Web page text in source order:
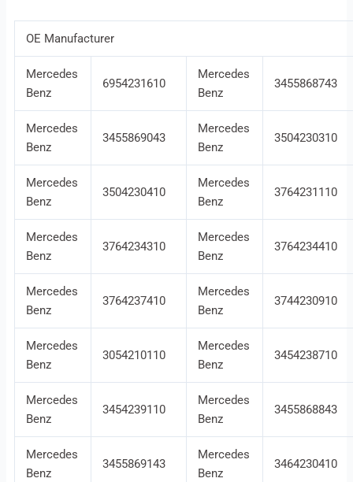
OE Manufacturer
Mercedes
Benz
6954231610
Mercedes
Benz
3455868743
Mercedes
Benz
3455869043
Mercedes
Benz
3504230310
Mercedes
Benz
3504230410
Mercedes
Benz
3764231110
Mercedes
Benz
3764234310
Mercedes
Benz
3764234410
Mercedes
Benz
3764237410
Mercedes
Benz
3744230910
Mercedes
Benz
3054210110
Mercedes
Benz
3454238710
Mercedes
Benz
3454239110
Mercedes
Benz
3455868843
Mercedes
Benz
3455869143
Mercedes
Benz
3464230410